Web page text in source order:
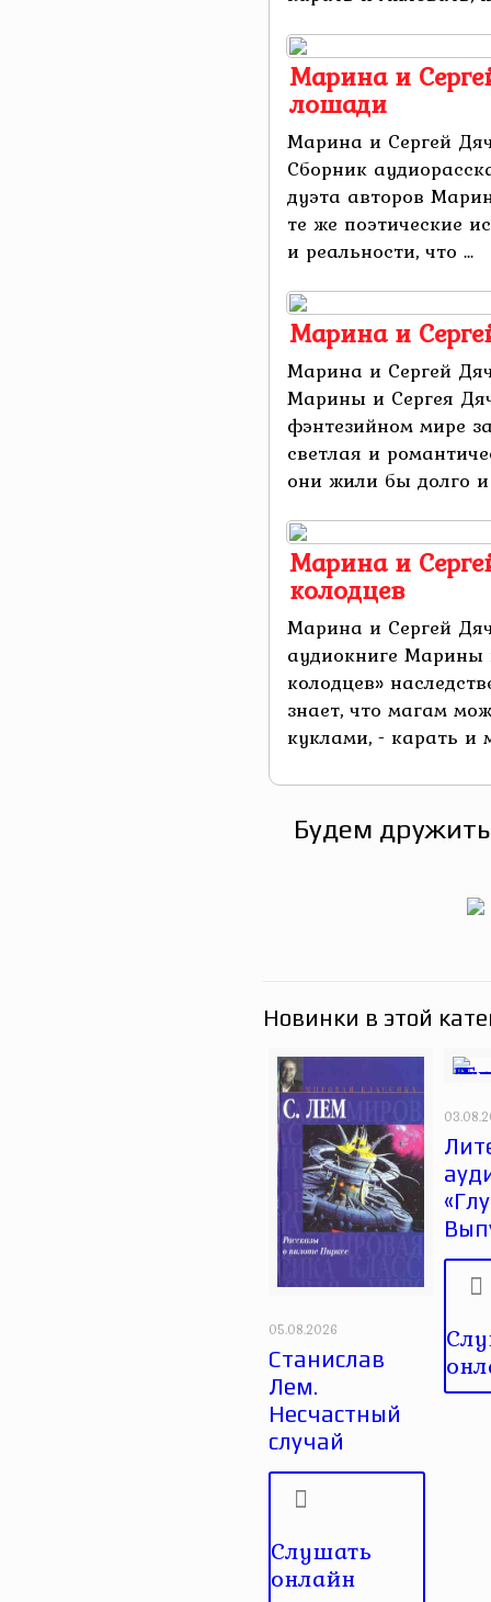
Марина и
лошади
Марина и Сергей
Сборник
дуэта авторов
те же поэтические
и реальности, что ...
Марина и
Марина и Сергей
Марины и Сергея
фэнтезийном мире
светлая и
они жили бы долго и
Марина и
колодцев
Марина и Сергей
аудиокниге Марины
колодцев»
знает, что магам
куклами, - карать и
Будем
Новинки в этой
05.08.2026
Станислав
Лем.
Несчастный
случай
Слушать
онлайн